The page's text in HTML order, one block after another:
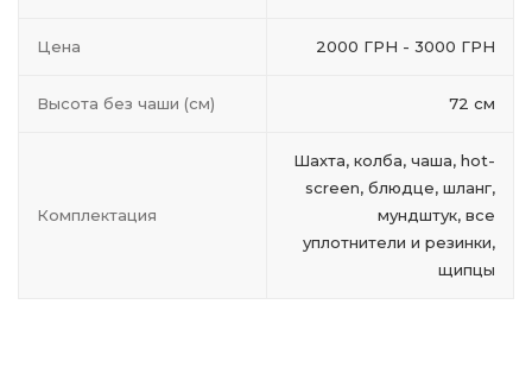
Цена 2000 ГРН - 3000 ГРН
Высота без чаши (см) 72 см
Комплектация
Шахта, колба, чаша, hot-
screen, блюдце, шланг,
мундштук, все
уплотнители и резинки,
щипцы